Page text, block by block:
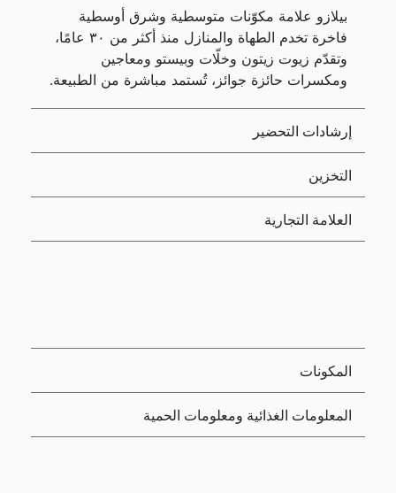
بيلازو علامة مكوّنات متوسطية وشرق أوسطية
فاخرة تخدم الطهاة والمنازل منذ أكثر من ٣٠ عامًا،
وتقدّم زيوت زيتون وخلّات وبيستو ومعاجين
ومكسرات حائزة جوائز، تُستمد مباشرة من الطبيعة.
إرشادات التحضير
التخزين
العلامة التجارية
المكونات
المعلومات الغذائية ومعلومات الحمية